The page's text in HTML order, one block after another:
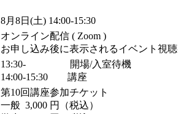
8月8日(土) 14:00-15:30
オンライン配信 ( Zoom )
お申し込み後に表示されるイベント視
13:30- 開場/入室待機
14:00-15:30 講座
第10回講座参加チケット
一般 3,000 円（税込）